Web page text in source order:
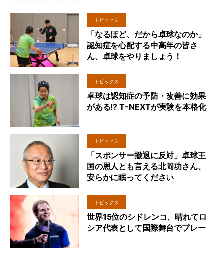
トピックス
「なるほど、だから卓球なのか」
認知症を心配する中高年の皆さ
ん、卓球をやりましょう！
トピックス
卓球は認知症の予防・改善に効果
がある!? T-NEXTが実験を本格化
トピックス
「スポンサー撤退に反対」卓球王
国の恩人とも言える北岡功さん、
安らかに眠ってください
トピックス
世界15位のシドレンコ、晴れてロ
シア代表として国際舞台でプレー